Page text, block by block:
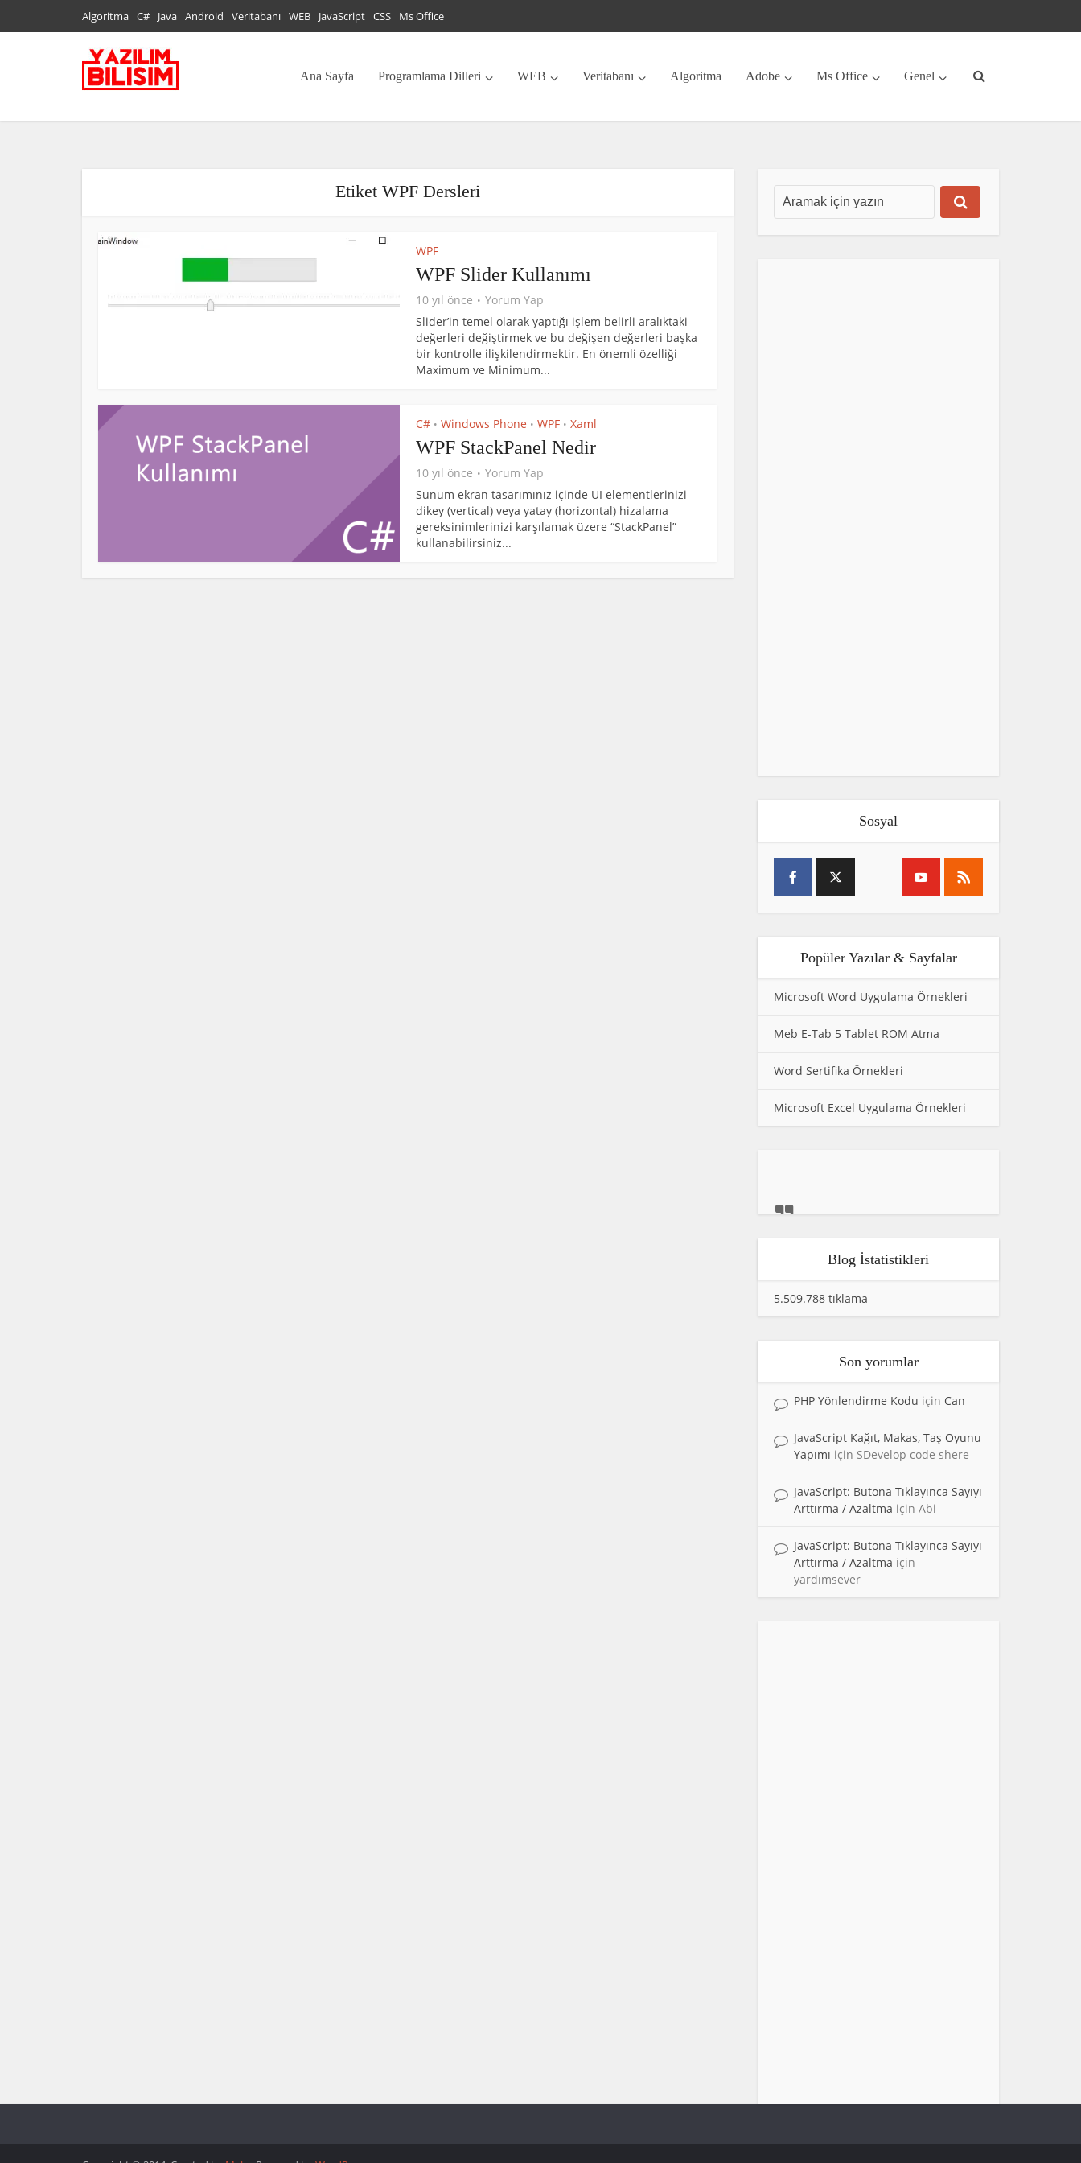
Algoritma C# Java Android Veritabanı WEB JavaScript CSS Ms Office
Ana Sayfa Programlama Dilleri WEB Veritabanı Algoritma Adobe Ms Office Genel
Etiket WPF Dersleri
WPF
WPF Slider Kullanımı
10 yıl önce
Yorum Yap
Slider’in temel olarak yaptığı işlem belirli aralıktaki
değerleri değiştirmek ve bu değişen değerleri başka
bir kontrolle ilişkilendirmektir. En önemli özelliği
Maximum ve Minimum...
C# • Windows Phone • WPF • Xaml
WPF StackPanel Nedir
10 yıl önce
Yorum Yap
Sunum ekran tasarımınız içinde UI elementlerinizi
dikey (vertical) veya yatay (horizontal) hizalama
gereksinimlerinizi karşılamak üzere “StackPanel”
kullanabilirsiniz...
Sosyal
Popüler Yazılar & Sayfalar
Microsoft Word Uygulama Örnekleri
Meb E-Tab 5 Tablet ROM Atma
Word Sertifika Örnekleri
Microsoft Excel Uygulama Örnekleri
Blog İstatistikleri
5.509.788 tıklama
Son yorumlar
PHP Yönlendirme Kodu için Can
JavaScript Kağıt, Makas, Taş Oyunu
Yapımı için SDevelop code shere
JavaScript: Butona Tıklayınca Sayıyı
Arttırma / Azaltma için Abi
JavaScript: Butona Tıklayınca Sayıyı
Arttırma / Azaltma için
yardımsever